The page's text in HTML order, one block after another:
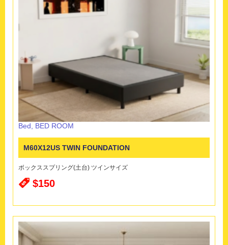
Bed, BED ROOM
M60X12US TWIN FOUNDATION
ボックススプリング(土台) ツインサイズ
$150